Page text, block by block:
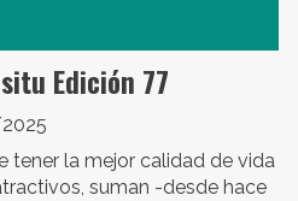
Edición 77
tener la mejor calidad de vida
suman -desde hace